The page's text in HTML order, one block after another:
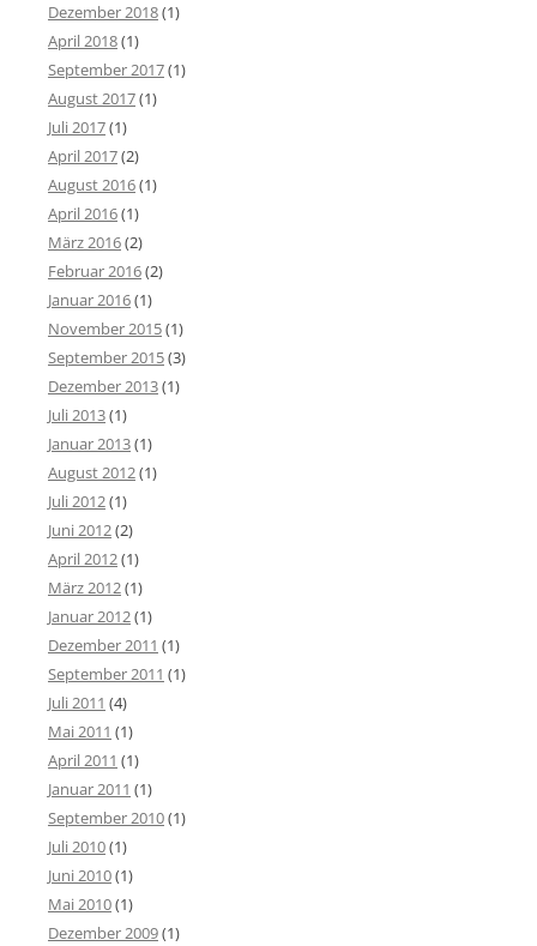
Dezember 2018(1)
April 2018(1)
September 2017(1)
August 2017(1)
Juli 2017(1)
April 2017(2)
August 2016(1)
April 2016(1)
März 2016(2)
Februar 2016(2)
Januar 2016(1)
November 2015(1)
September 2015(3)
Dezember 2013(1)
Juli 2013(1)
Januar 2013(1)
August 2012(1)
Juli 2012(1)
Juni 2012(2)
April 2012(1)
März 2012(1)
Januar 2012(1)
Dezember 2011 (1)
September 2011 (1)
Juli 2011 (4)
Mai 2011 (1)
April 2011 (1)
Januar 2011 (1)
September 2010(1)
Juli 2010(1)
Juni 2010(1)
Mai 2010(1)
Dezember 2009(1)